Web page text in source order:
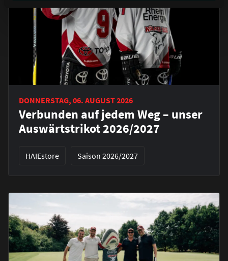
DONNERSTAG, 06. AUGUST 2026
Verbunden auf jedem Weg – unser
Auswärtstrikot 2026/2027
HAIEstore Saison 2026/2027